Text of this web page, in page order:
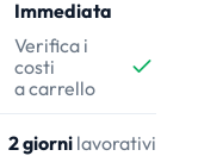
Immediata
Verifica i
costi
a carrello
2 giorni lavorativi